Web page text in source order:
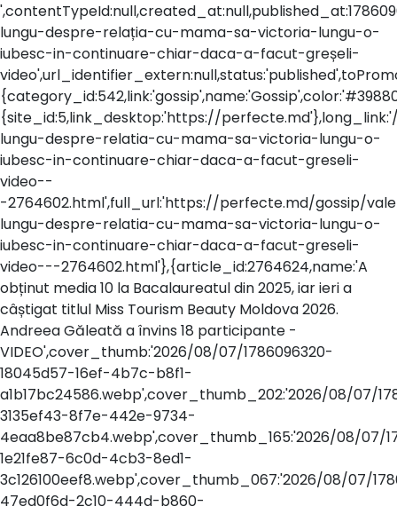
lungu-despre-relația-cu-mama-sa-victoria-lungu-o-
iubesc-in-continuare-chiar-daca-a-facut-greșeli-
{site_id:5,link_desktop:'https://
lungu-despre-relatia-cu-mama-sa-victoria-lungu-o-
iubesc-in-continuare-chiar-daca-a-facut-greseli-
video--
-2764602.html',full_url:'https://perfecte.md/gossip/
lungu-despre-relatia-cu-mama-sa-victoria-lungu-o-
iubesc-in-continuare-chiar-daca-a-facut-greseli-
video---2764602.html'},{article_id:2764624,name:'A
obținut media 10 la Bacalaureatul din 2025, iar ieri a
câștigat titlul Miss Tourism Beauty Moldova 2026.
Andreea Găleată a învins 18 participante -
VIDEO',cover_thumb:'2026/08/07/1786096320-
18045d57-16ef-4b7c-b8f1-
a1b17bc24586.webp',cover_thumb_202:'2026/08/07/
3135ef43-8f7e-442e-9734-
4eaa8be87cb4.webp',cover_thumb_165:'2026/08/07/
1e21fe87-6c0d-4cb3-8ed1-
3c126100eef8.webp',cover_thumb_067:'2026/08/07/
47ed0f6d-2c10-444d-b860-